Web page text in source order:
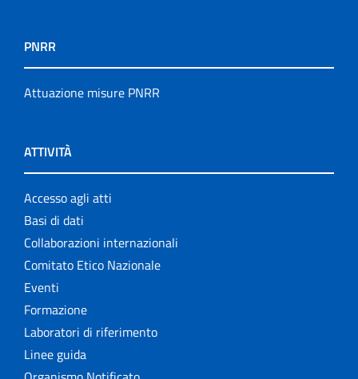
PNRR
Attuazione misure PNRR
ATTIVITÀ
Accesso agli atti
Basi di dati
Collaborazioni internazionali
Comitato Etico Nazionale
Eventi
Formazione
Laboratori di riferimento
Linee guida